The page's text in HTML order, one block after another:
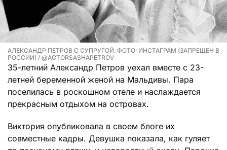
АЛЕКСАНДР ПЕТРОВ С СУПРУГОЙ. ФОТО: ИНСТАГРАМ (ЗАПРЕЩЕН В
РОССИИ) / @ACTORSASHAPETROV
35-летний Александр Петров уехал вместе с 23-
летней беременной женой на Мальдивы. Пара
поселилась в роскошном отеле и наслаждается
прекрасным отдыхом на островах.
Виктория опубликовала в своем блоге их
совместные кадры. Девушка показала, как гуляет